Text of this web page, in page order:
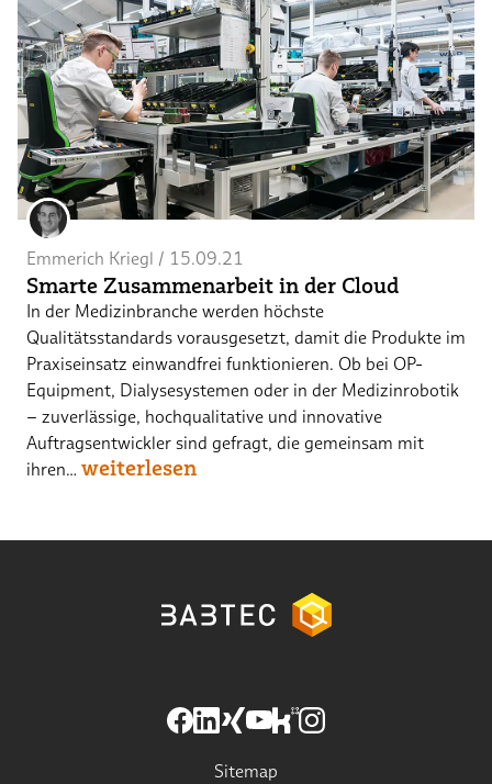
Emmerich Kriegl / 15.09.21
Smarte Zusammenarbeit in der Cloud
In der Medizinbranche werden höchste
Qualitätsstandards vorausgesetzt, damit die Produkte im
Praxiseinsatz einwandfrei funktionieren. Ob bei OP-
Equipment, Dialysesystemen oder in der Medizinrobotik
– zuverlässige, hochqualitative und innovative
Auftragsentwickler sind gefragt, die gemeinsam mit
ihren… weiterlesen
Sitemap